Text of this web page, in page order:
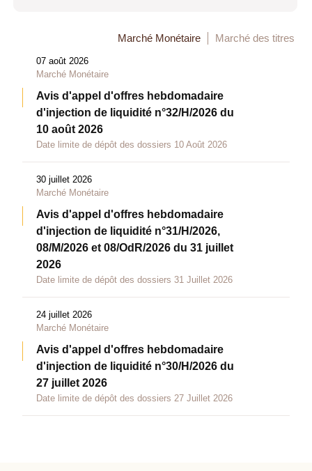
Marché Monétaire Marché des titres
07 août 2026
Marché Monétaire
Avis d'appel d'offres hebdomadaire
d'injection de liquidité n°32/H/2026 du
10 août 2026
Date limite de dépôt des dossiers 10 Août 2026
30 juillet 2026
Marché Monétaire
Avis d'appel d'offres hebdomadaire
d'injection de liquidité n°31/H/2026,
08/M/2026 et 08/OdR/2026 du 31 juillet
2026
Date limite de dépôt des dossiers 31 Juillet 2026
24 juillet 2026
Marché Monétaire
Avis d'appel d'offres hebdomadaire
d'injection de liquidité n°30/H/2026 du
27 juillet 2026
Date limite de dépôt des dossiers 27 Juillet 2026